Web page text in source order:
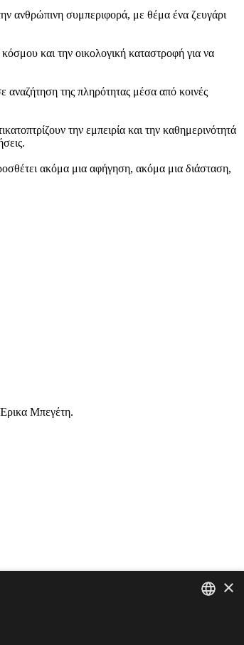
ανθρώπινη συμπεριφορά, με θέμα ένα ζευγάρι
και την οικολογική καταστροφή για να
αναζήτηση της πληρότητας μέσα από κοινές
την εμπειρία και την καθημερινότητά
ακόμα μια αφήγηση, ακόμα μια διάσταση,
Μπεγέτη.
×